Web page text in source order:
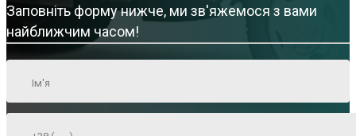
Заповніть форму нижче, ми зв'яжемося з вами
найближчим часом!